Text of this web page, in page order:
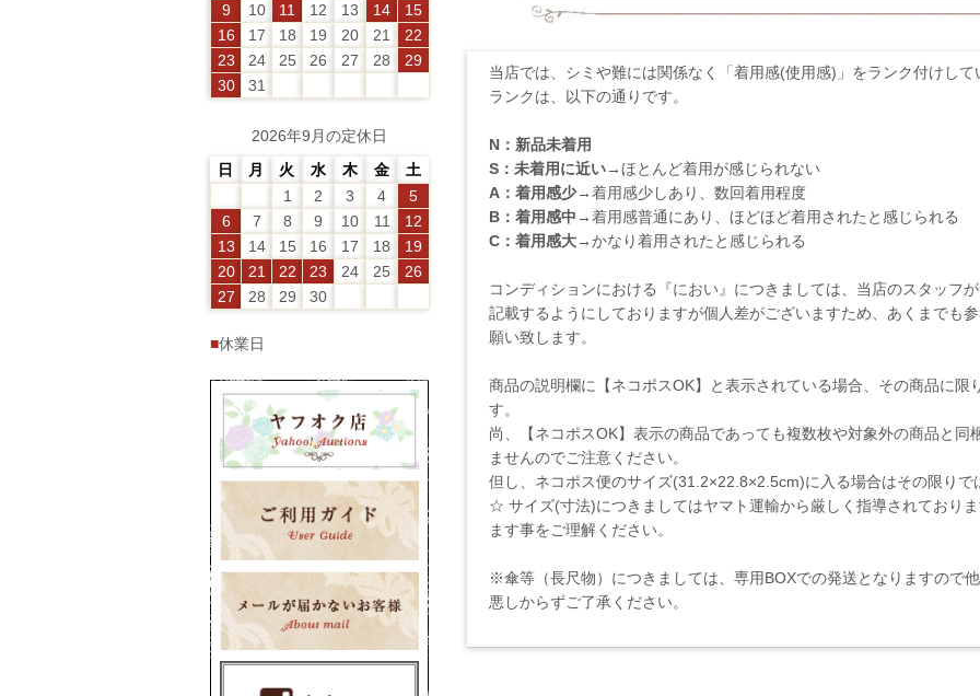
当店では、シミや難には関係なく「着用感(使用感)」をランク付けして
ランクは、以下の通りです。
N：新品未着用
S：未着用に近い→ほとんど着用が感じられない
A：着用感少→着用感少しあり、数回着用程度
B：着用感中→着用感普通にあり、ほどほど着用されたと感じられる
C：着用感大→かなり着用されたと感じられる
コンディションにおける『におい』につきましては、当店のスタッフ
記載するようにしておりますが個人差がございますため、あくまでも
願い致します。
商品の説明欄に【ネコポスOK】と表示されている場合、その商品に限
す。
尚、【ネコポスOK】表示の商品であっても複数枚や対象外の商品と同
ませんのでご注意ください。
但し、ネコポス便のサイズ(31.2×22.8×2.5cm)に入る場合はその限りで
☆ サイズ(寸法)につきましてはヤマト運輸から厳しく指導されており
ます事をご理解ください。
※傘等（長尺物）につきましては、専用BOXでの発送となりますので
悪しからずご了承ください。
9
10 11 12 13 14
15
16
17 18 19 20 21
22
23
24 25 26 27 28
29
30
31
2026年9月の定休日
日
月 火 水 木 金
土
1
2 3 4
5
6
7 8 9 10 11
12
13
14 15 16 17 18
19
20
21 22 23 24 25
26
27
28 29 30
■休業日